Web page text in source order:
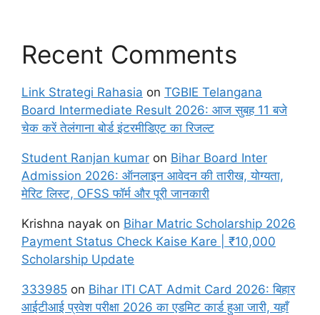
Recent Comments
Link Strategi Rahasia on TGBIE Telangana
Board Intermediate Result 2026: आज सुबह 11 बजे
चेक करें तेलंगाना बोर्ड इंटरमीडिएट का रिजल्ट
Student Ranjan kumar on Bihar Board Inter
Admission 2026: ऑनलाइन आवेदन की तारीख, योग्यता,
मेरिट लिस्ट, OFSS फॉर्म और पूरी जानकारी
Krishna nayak on Bihar Matric Scholarship 2026
Payment Status Check Kaise Kare | ₹10,000
Scholarship Update
333985 on Bihar ITI CAT Admit Card 2026: बिहार
आईटीआई प्रवेश परीक्षा 2026 का एडमिट कार्ड हुआ जारी, यहाँ